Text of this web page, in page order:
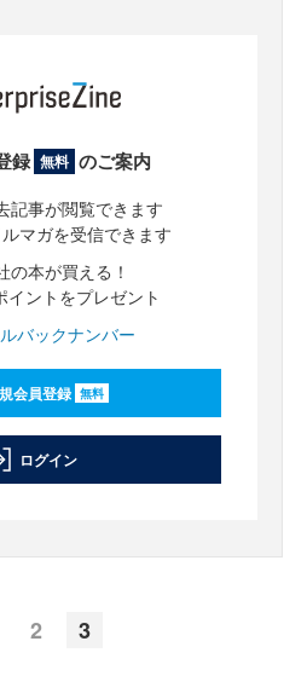
録 無料 のご案内
記事が閲覧できます
ルマガを受信できます
の本が買える！
イントをプレゼント
バックナンバー
会員登録 無料
ログイン
2 3